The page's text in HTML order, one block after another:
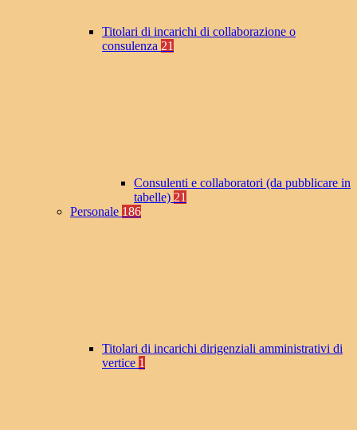
Titolari di incarichi di collaborazione o
consulenza 21
Consulenti e collaboratori (da pubblicare in
tabelle) 21
Personale 186
Titolari di incarichi dirigenziali amministrativi di
vertice 1